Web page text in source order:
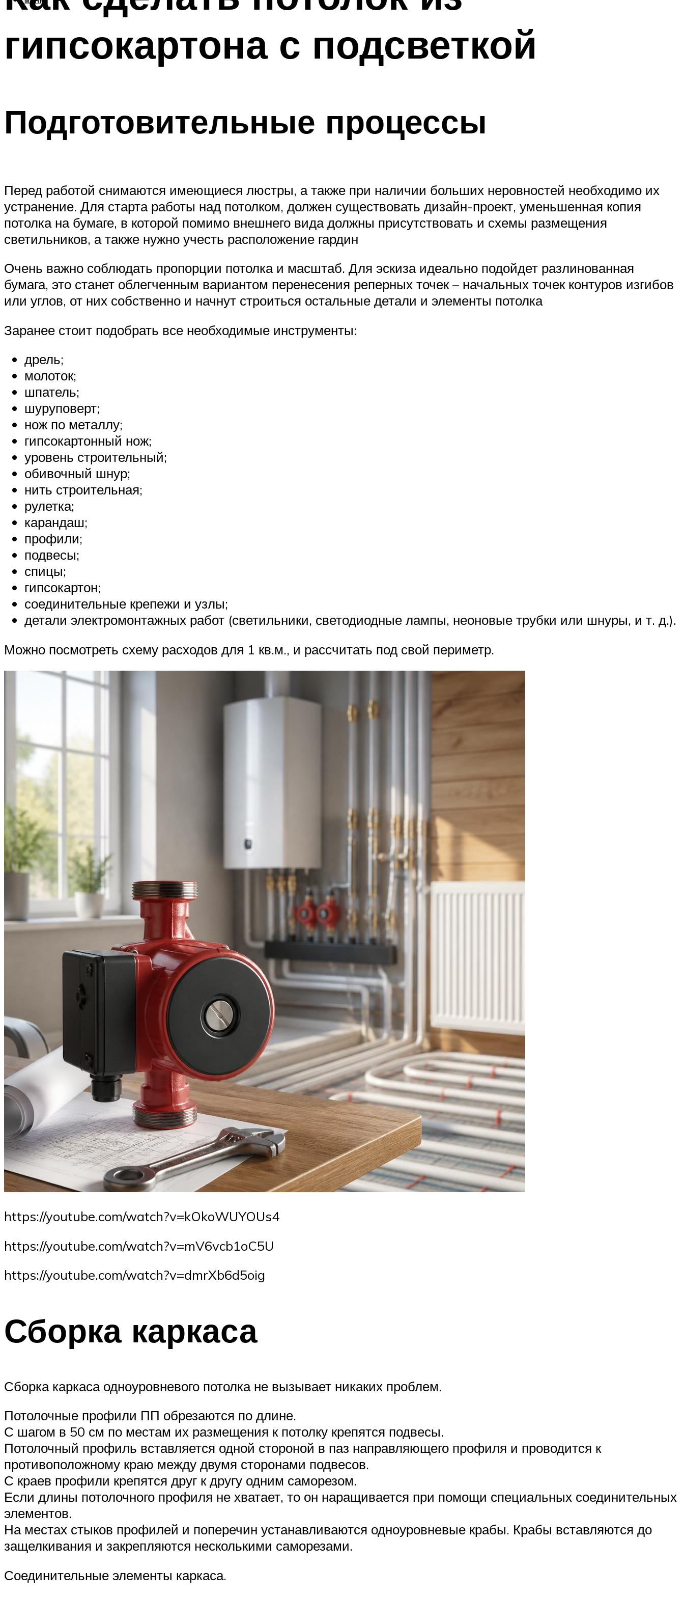
гипсокартона с подсветкой
Подготовительные процессы
Перед работой снимаются имеющиеся люстры, а также при наличии больших неровностей необходимо их
устранение. Для старта работы над потолком, должен существовать дизайн-проект, уменьшенная копия
потолка на бумаге, в которой помимо внешнего вида должны присутствовать и схемы размещения
светильников, а также нужно учесть расположение гардин
Очень важно соблюдать пропорции потолка и масштаб. Для эскиза идеально подойдет разлинованная
бумага, это станет облегченным вариантом перенесения реперных точек – начальных точек контуров изгибов
или углов, от них собственно и начнут строиться остальные детали и элементы потолка
Заранее стоит подобрать все необходимые инструменты:
дрель;
молоток;
шпатель;
шуруповерт;
нож по металлу;
гипсокартонный нож;
уровень строительный;
обивочный шнур;
нить строительная;
рулетка;
карандаш;
профили;
подвесы;
спицы;
гипсокартон;
соединительные крепежи и узлы;
детали электромонтажных работ (светильники, светодиодные лампы, неоновые трубки или шнуры, и т. д.).
Можно посмотреть схему расходов для 1 кв.м., и рассчитать под свой периметр.
https://youtube.com/watch?v=kOkoWUYOUs4
https://youtube.com/watch?v=mV6vcb1oC5U
https://youtube.com/watch?v=dmrXb6d5oig
Сборка каркаса
Сборка каркаса одноуровневого потолка не вызывает никаких проблем.
Потолочные профили ПП обрезаются по длине.
С шагом в 50 см по местам их размещения к потолку крепятся подвесы.
Потолочный профиль вставляется одной стороной в паз направляющего профиля и проводится к
противоположному краю между двумя сторонами подвесов.
С краев профили крепятся друг к другу одним саморезом.
Если длины потолочного профиля не хватает, то он наращивается при помощи специальных соединительных
элементов.
На местах стыков профилей и поперечин устанавливаются одноуровневые крабы. Крабы вставляются до
защелкивания и закрепляются несколькими саморезами.
Соединительные элементы каркаса.